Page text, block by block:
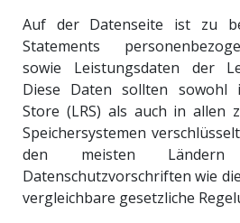
Auf der Datenseite ist zu
Statements
sowie Leistungsdaten der
Diese Daten sollten sowohl
Store (LRS) als auch in allen
Speichersystemen
den meisten
Datenschutzvorschriften wie die
vergleichbare gesetzliche